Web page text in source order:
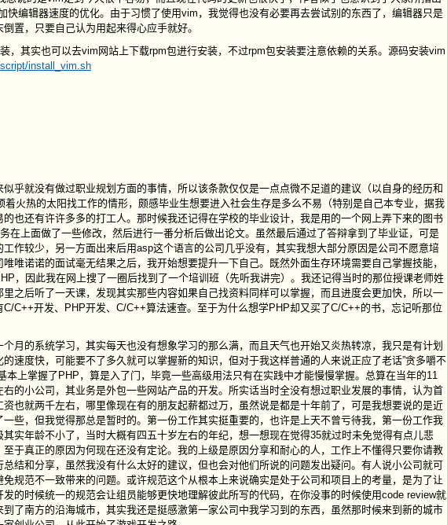
编辑器速度的优化。由于习惯了使用vim，我觉得也没有必要再去尝试别的东西了，编辑器只是
置，只要自己认为用起来得心应手就好。
实也可以去vim网站上下载rpm包进行安装，不过rpm包安装要注意依赖的关系。源码安装vim
install_vim.sh
没有做过职业规划方面的事情，所以该条款仅仅是一点点微不足道的建议（以自身的经历和
火热的太阳找工作的情形，颇感毕业生想要进入社会生存是多么不易（特别是自己本专业，据我
也还有许许多多的打工人。那时候我还记得在学校的毕业设计，我是用的一个网上弄下来的图书
在上面做了一些修改，然后进行一番分析后做出论文。虽然最后通过了答辩拿到了毕业证，可是
作较少，另一方面出来后用asp这个语言的公司几乎没有，其实我想大部分原因是公司不愿意培
唯诺诺的面试毫无结果之后，我开始想要提升一下自己。既然外面生存环境需要自己掌握技能，
，因此我在网上搜了一圈后找到了一个培训班（先听我讲完）。我还记得当时的那位授课老师姓
之后听了一天课，发现其实那些内容如果自己找资料同样可以掌握，而且进度会更加快，所以一
C++开发、PHP开发、C/C++算法速查。至于为什么想学PHP却又买了C/C++的书，忘记听那位
系统学习，其实每天也没有想象学习的那么满，而且天气也开始又炎热转凉，我只是有计划
速度快，可能要不了多久就可以掌握新的知识，但对于我这样普通的人来说正应了老话”贪多嚼不
上掌握了PHP，算是入了门，毕竟一些高级用法只有在实践中才能慢慢掌握。总算在当年的11
的小公司，其业务是外包一些网站产品的开发。所实话当时全没有想过职业发展的事情，认为首
也就两千左右，哪里像现在有的朋友起薪都过万，虽然说是都是十年前了，可是我想要说的是近
些，但我觉得那总是暂时的。第一份工作其实挺重要的，也许是上天不曾亏待我，第一份工作我
实年龄不小了，当时大概有四五十岁左右的年纪，想一想现在觉得35就过时未免觉得有点儿悲
于真正的原因为何现在还没有定论。我的上级是原因分享和耐心的人，工作上不懂得只要你请教
结和分享，虽然我没有什么太好的建议，但也会对他们所说的问题发出疑问。有人说小公司就可
规范不一致带来的问题。或许规范这个从根本上来说确实是处于公司和项目上的考量，是为了让
的时候统一的规范会让组员能够更快地理解彼此所写的代码，在你没事的时候使用code review就
了南方的沿海城市，其实我还是挺感激第一家公司中我学习到的东西，虽然那时候来到新的城市